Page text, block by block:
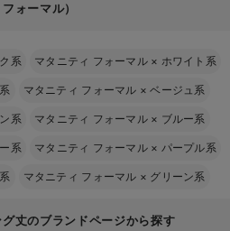
ォーマル）
系 マタニティ フォーマル × ホワイト系
マタニティ フォーマル ×ベージュ系
系 マタニティ フォーマル × ブルー系
系 マタニティ フォーマル × パープル系
マタニティ フォーマル × グリーン系
丈のブランドページから探す